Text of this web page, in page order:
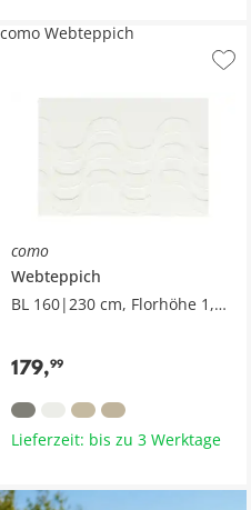
como
Webteppich
BL 160|230 cm, Florhöhe 1,5 cm
179,99
como Webteppich
Lieferzeit: bis zu 3 Werktage